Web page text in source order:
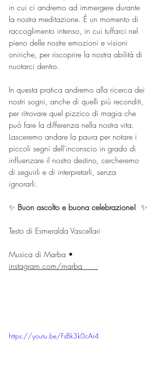
in cui ci andremo ad immergere durante
la nostra meditazione. È un momento di
raccoglimento intenso, in cui tuffarci nel
pieno delle nostre emozioni e visioni
oniriche, per riscoprire la nostra abilità di
nuotarci dentro.
In questa pratica andremo alla ricerca dei
nostri sogni, anche di quelli più reconditi,
per ritrovare quel pizzico di magia che
può fare la differenza nella nostra vita.
Lasceremo andare la paura per notare i
piccoli segni dell'inconscio in grado di
influenzare il nostro destino, cercheremo
di seguirli e di interpretarli, senza
ignorarli.
✨ Buon ascolto e buona celebrazione! ✨
Testo di Esmeralda Vascellari
Musica di Marba •
instagram.com/marba____
https://youtu.be/FsBk3k0cAr4